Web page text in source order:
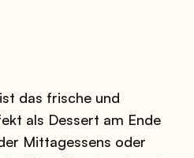
ist das frische und
als Dessert am Ende
Mittagessens oder